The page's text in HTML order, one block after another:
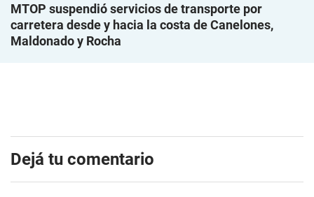
MTOP suspendió servicios de transporte por
carretera desde y hacia la costa de Canelones,
Maldonado y Rocha
Dejá tu comentario